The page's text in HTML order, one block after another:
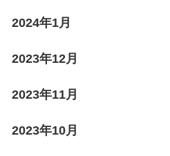
2024年1月
2023年12月
2023年11月
2023年10月